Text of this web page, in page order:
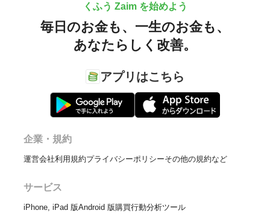
くふう Zaim を始めよう
毎日のお金も、 一生のお金も、
あなたらしく改善。
アプリはこちら
企業・規約
運営会社利用規約プライバシーポリシーその他の規約など
サービス
iPhone, iPad 版Android 版購買行動分析ツール